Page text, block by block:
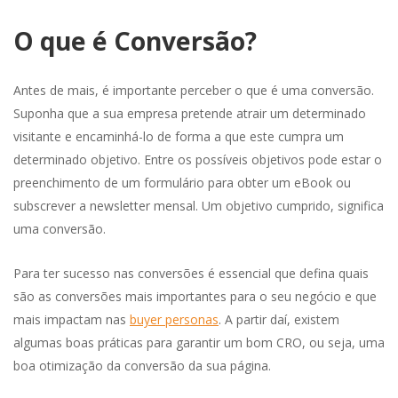
O que é Conversão?
Antes de mais, é importante perceber o que é uma conversão.
Suponha que a sua empresa pretende atrair um determinado
visitante e encaminhá-lo de forma a que este cumpra um
determinado objetivo. Entre os possíveis objetivos pode estar o
preenchimento de um formulário para obter um eBook ou
subscrever a newsletter mensal. Um objetivo cumprido, significa
uma conversão.
Para ter sucesso nas conversões é essencial que defina quais
são as conversões mais importantes para o seu negócio e que
mais impactam nas buyer personas. A partir daí, existem
algumas boas práticas para garantir um bom CRO, ou seja, uma
boa otimização da conversão da sua página.